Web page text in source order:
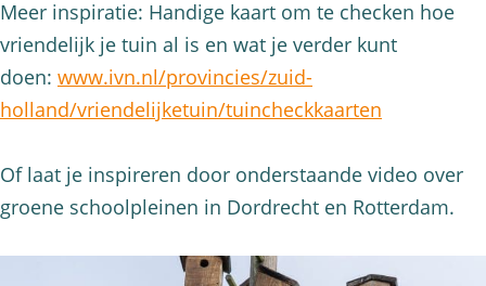
Meer inspiratie: Handige kaart om te checken hoe
vriendelijk je tuin al is en wat je verder kunt
doen: www.ivn.nl/provincies/zuid-
holland/vriendelijketuin/tuincheckkaarten
Of laat je inspireren door onderstaande video over
groene schoolpleinen in Dordrecht en Rotterdam.